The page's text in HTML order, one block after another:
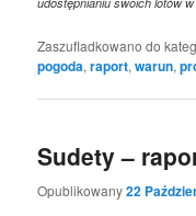
Zaszufladkowano do
pogoda,raport,warun,
Sudety –
Opublikowany22